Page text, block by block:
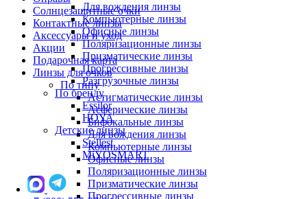
Солнцезащитные очки
Контактные линзы
Аксессуары и уход
Акции
Подарочная карта
Линзы для очков
По типу
Астигматические линзы
Асферические линзы
Бифокальные линзы
Для вождения линзы
Компьютерные линзы
Офисные линзы
Поляризационные линзы
Призматические линзы
Прогрессивные линзы
Для вождения линзы
Компьютерные линзы
Офисные линзы
Поляризационные линзы
Призматические линзы
Прогрессивные линзы
Разгрузочные линзы
По бренду
Essilor
HOYA
Детские линзы
Stellest
MiYOSMART